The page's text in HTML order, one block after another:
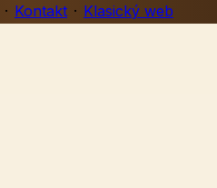
· Kontakt · Klasický web